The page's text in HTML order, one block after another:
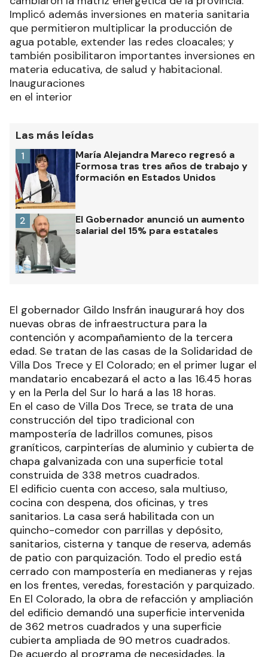
Implicó además inversiones en materia sanitaria
que permitieron multiplicar la producción de
agua potable, extender las redes cloacales; y
también posibilitaron importantes inversiones en
materia educativa, de salud y habitacional.
Inauguraciones
en el interior
Las más leídas
María Alejandra Mareco regresó a
Formosa tras tres años de trabajo y
formación en Estados Unidos
1
El Gobernador anunció un aumento
salarial del 15% para estatales
2
El gobernador Gildo Insfrán inaugurará hoy dos
nuevas obras de infraestructura para la
contención y acompañamiento de la tercera
edad. Se tratan de las casas de la Solidaridad de
Villa Dos Trece y El Colorado; en el primer lugar el
mandatario encabezará el acto a las 16.45 horas
y en la Perla del Sur lo hará a las 18 horas.
En el caso de Villa Dos Trece, se trata de una
construcción del tipo tradicional con
mampostería de ladrillos comunes, pisos
graníticos, carpinterías de aluminio y cubierta de
chapa galvanizada con una superficie total
construida de 338 metros cuadrados.
El edificio cuenta con acceso, sala multiuso,
cocina con despena, dos oficinas, y tres
sanitarios. La casa será habilitada con un
quincho-comedor con parrillas y depósito,
sanitarios, cisterna y tanque de reserva, además
de patio con parquización. Todo el predio está
cerrado con mampostería en medianeras y rejas
en los frentes, veredas, forestación y parquizado.
En El Colorado, la obra de refacción y ampliación
del edificio demandó una superficie intervenida
de 362 metros cuadrados y una superficie
cubierta ampliada de 90 metros cuadrados.
De acuerdo al programa de necesidades, la